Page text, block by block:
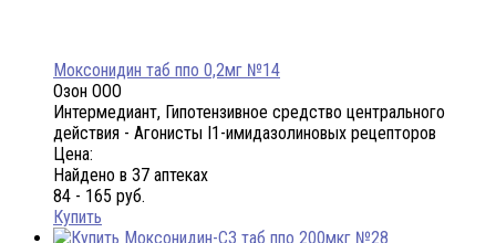
Моксонидин таб ппо 0,2мг №14
Озон ООО
Интермедиант, Гипотензивное средство центрального
действия - Агонисты I1-имидазолиновых рецепторов
Цена:
Найдено в 37 аптеках
84 - 165 руб.
Купить